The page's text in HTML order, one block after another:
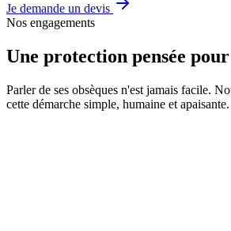
Je demande un devis
Nos engagements
Une protection pensée
Parler de ses obsèques n'est jamais facile.
cette démarche simple, humaine et apaisante.